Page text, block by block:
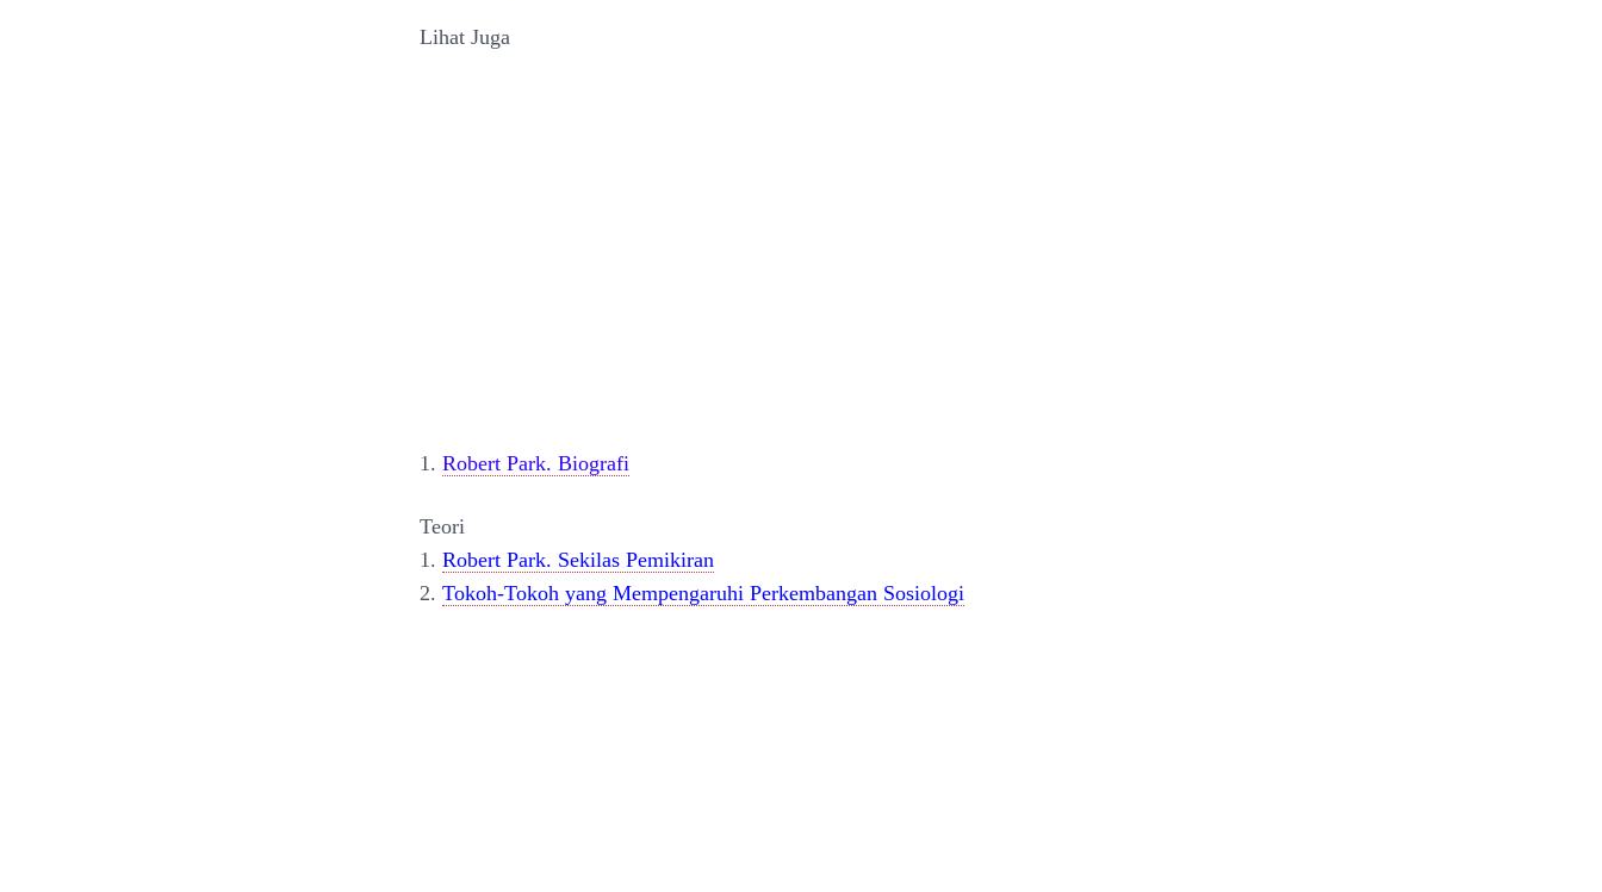
Lihat Juga
1. Robert Park. Biografi
Teori
1. Robert Park. Sekilas Pemikiran
2. Tokoh-Tokoh yang Mempengaruhi Perkembangan Sosiologi